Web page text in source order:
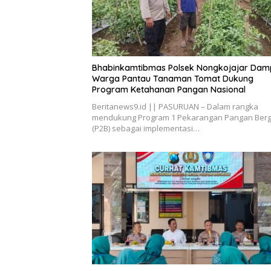
Bhabinkamtibmas Polsek Nongkojajar
Warga Pantau Tanaman Tomat Dukung
Program Ketahanan Pangan Nasional
Beritanews9.id || PASURUAN – Dalam rangka
mendukung Program 1 Pekarangan Pangan
(P2B) sebagai implementasi…